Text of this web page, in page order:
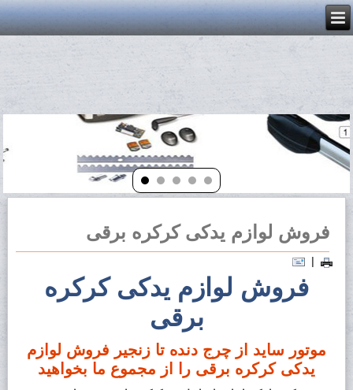
فروش لوازم یدکی کرکره برقی
فروش لوازم یدکی کرکره
برقی
موتور ساید از چرج دنده تا زنجیر فروش لوازم
یدکی کرکره برقی را از مجموع ما بخواهید